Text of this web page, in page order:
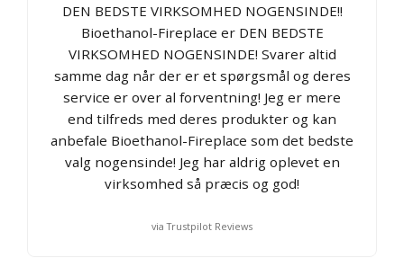
DEN BEDSTE VIRKSOMHED NOGENSINDE!!
Bioethanol-Fireplace er DEN BEDSTE
VIRKSOMHED NOGENSINDE! Svarer altid
samme dag når der er et spørgsmål og deres
service er over al forventning! Jeg er mere
end tilfreds med deres produkter og kan
anbefale Bioethanol-Fireplace som det bedste
valg nogensinde! Jeg har aldrig oplevet en
virksomhed så præcis og god!
via Trustpilot Reviews